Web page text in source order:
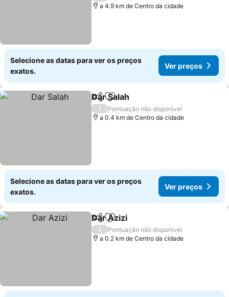
a 4.9 km de Centro da cidade
Selecione as datas para ver os preços
exatos.
Ver preços
PartilharAdicionar aos favoritos
Dar Salah
/
Pontuação não disponível
a 0.4 km de Centro da cidade
Selecione as datas para ver os preços
exatos.
Ver preços
PartilharAdicionar aos favoritos
Dar Azizi
/
Pontuação não disponível
a 0.2 km de Centro da cidade